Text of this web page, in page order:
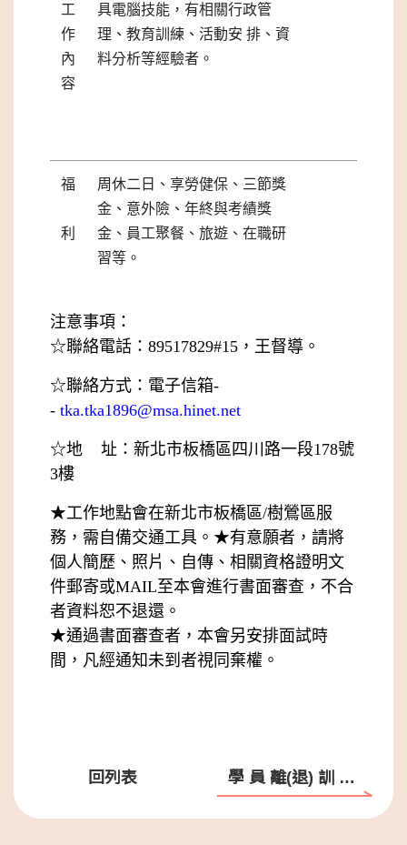
工
作
內
容
具電腦技能，有相關行政管
理、教育訓練、活動安 排、資
料分析等經驗者。
福
利
周休二日、享勞健保、三節獎
金、意外險、年終與考績獎
金、員工聚餐、旅遊、在職研
習等。
注意事項：
☆聯絡電話：89517829#15，王督導。
☆聯絡方式：電子信箱-
- tka.tka1896@msa.hinet.net
☆地 址：新北市板橋區四川路一段178號
3樓
★工作地點會在新北市板橋區/樹鶯區服
務，需自備交通工具。 ★有意願者，請將
個人簡歷、照片、自傳、相關資格證明文
件郵寄或MAIL至本會進行書面審查，不合
者資料恕不退還。
★通過書面審查者，本會另安排面試時
間，凡經通知未到者視同棄權。
回列表 學 員 離(退) 訓 申 請 書